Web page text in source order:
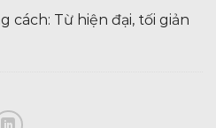
cách: Từ hiện đại, tối giản